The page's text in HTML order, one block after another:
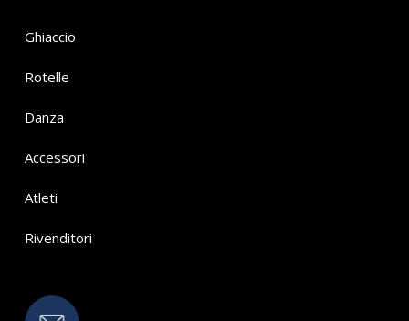
Ghiaccio
Rotelle
Danza
Accessori
Atleti
Rivenditori